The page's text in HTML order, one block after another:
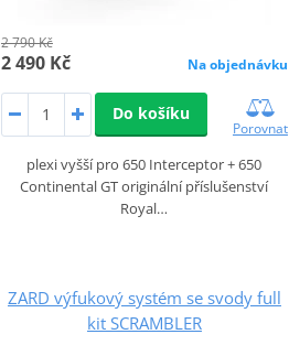
2 790 Kč
2 490 Kč Na objednávku
Do košíku
Porovnat
plexi vyšší pro 650 Interceptor + 650
Continental GT originální příslušenství
Royal…
ZARD výfukový systém se svody full
kit SCRAMBLER